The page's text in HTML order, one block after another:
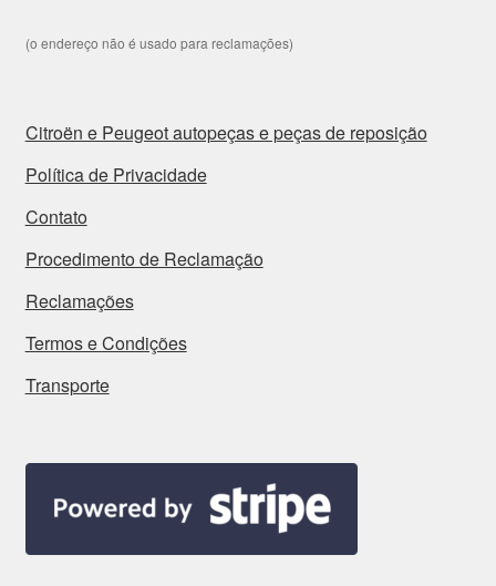
(o endereço não é usado para reclamações)
Citroën e Peugeot autopeças e peças de reposição
Política de Privacidade
Contato
Procedimento de Reclamação
Reclamações
Termos e Condições
Transporte